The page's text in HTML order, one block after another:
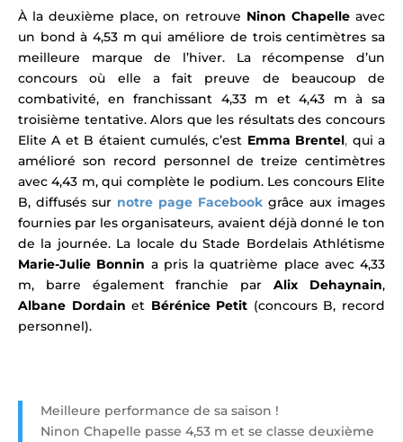
À la deuxième place, on retrouve Ninon Chapelle avec
un bond à 4,53 m qui améliore de trois centimètres sa
meilleure marque de l’hiver. La récompense d’un
concours où elle a fait preuve de beaucoup de
combativité, en franchissant 4,33 m et 4,43 m à sa
troisième tentative.Alors que les résultats des concours
Elite A et B étaient cumulés, c’est Emma Brentel, qui a
amélioré son record personnel de treize centimètres
avec 4,43 m, qui complète le podium. Les concours Elite
B, diffusés sur notre page Facebook grâce aux images
fournies par les organisateurs, avaient déjà donné le ton
de la journée. La locale du Stade Bordelais Athlétisme
Marie-Julie Bonnin a pris la quatrième place avec 4,33
m, barre également franchie parAlix Dehaynain,
Albane Dordain et Bérénice Petit (concours B, record
personnel).
Meilleure performance de sa saison !
Ninon Chapelle passe 4,53 m et se classe deuxième